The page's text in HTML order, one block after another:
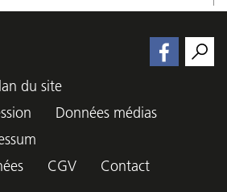
du site
Données médias
CGV
Contact